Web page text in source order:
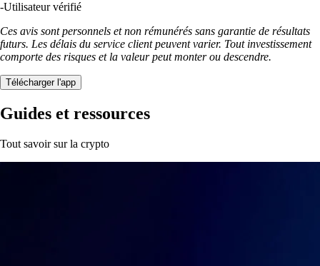
-Utilisateur vérifié
Ces avis sont personnels et non rémunérés sans garantie de résultats
futurs. Les délais du service client peuvent varier. Tout investissement
comporte des risques et la valeur peut monter ou descendre.
Télécharger l'app
Guides et ressources
Tout savoir sur la crypto